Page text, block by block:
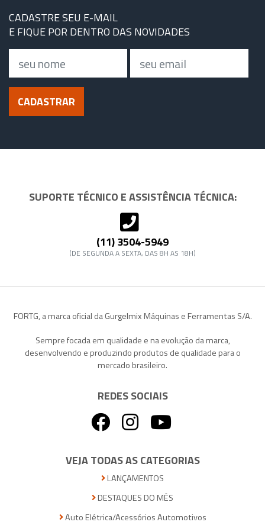
CADASTRE SEU E-MAIL
E FIQUE POR DENTRO DAS NOVIDADES
CADASTRAR
SUPORTE TÉCNICO E ASSISTÊNCIA TÉCNICA:
(11) 3504-5949
(DE SEGUNDA A SEXTA, DAS 8H AS 18H)
FORTG, a marca oficial da Gurgelmix Máquinas e Ferramentas S/A.
Sempre focada em qualidade e na evolução da marca,
desenvolvendo e produzindo produtos de qualidade para o
mercado brasileiro.
REDES SOCIAIS
VEJA TODAS AS CATEGORIAS
LANÇAMENTOS
DESTAQUES DO MÊS
Auto Elétrica/Acessórios Automotivos